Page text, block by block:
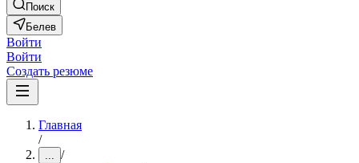
Поиск
Белев
Войти
Войти
Создать резюме
Главная
/
... /